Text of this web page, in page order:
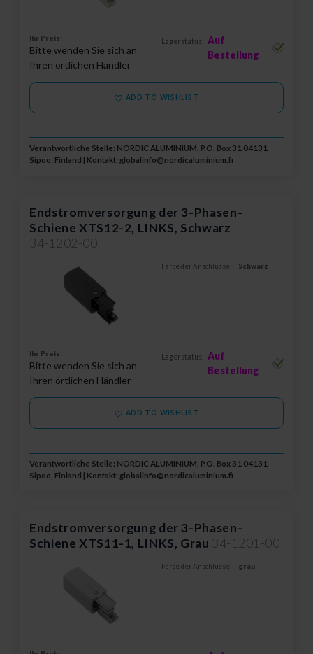
Ihr Preis:
Bitte wenden Sie sich an
Ihren örtlichen Händler
Lagerstatus: Auf
Bestellung
ADD TO WISHLIST
Verantwortliche Stelle: NORDIC ALUMINIUM, P.O. Box 31 04131
Sipoo, Finland | Kontakt: globalinfo@nordicaluminium.fi
Endstromversorgung der 3-Phasen-
Schiene XTS12-2, LINKS, Schwarz
34-1202-00
Farbe der Anschlüsse: Schwarz
Ihr Preis:
Bitte wenden Sie sich an
Ihren örtlichen Händler
Lagerstatus: Auf
Bestellung
ADD TO WISHLIST
Verantwortliche Stelle: NORDIC ALUMINIUM, P.O. Box 31 04131
Sipoo, Finland | Kontakt: globalinfo@nordicaluminium.fi
Endstromversorgung der 3-Phasen-
Schiene XTS11-1, LINKS, Grau 34-1201-00
Farbe der Anschlüsse: grau